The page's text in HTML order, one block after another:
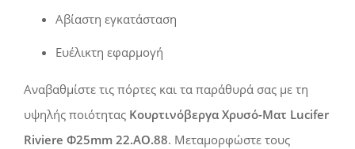
Αβίαστη εγκατάσταση
Ευέλικτη εφαρμογή
Αναβαθμίστε τις πόρτες και τα παράθυρά σας με τη
υψηλής ποιότητας Κουρτινόβεργα Χρυσό-Ματ Lucifer
Riviere Φ25mm 22.AO.88. Μεταμορφώστε τους